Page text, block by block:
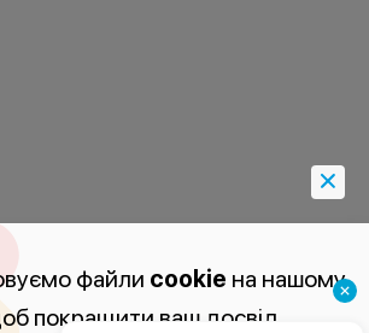
файли cookie на нашому
покращити ваш досвід